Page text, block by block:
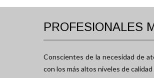
PROFESIONALES
Conscientes de la necesidad de
con los más altos niveles de